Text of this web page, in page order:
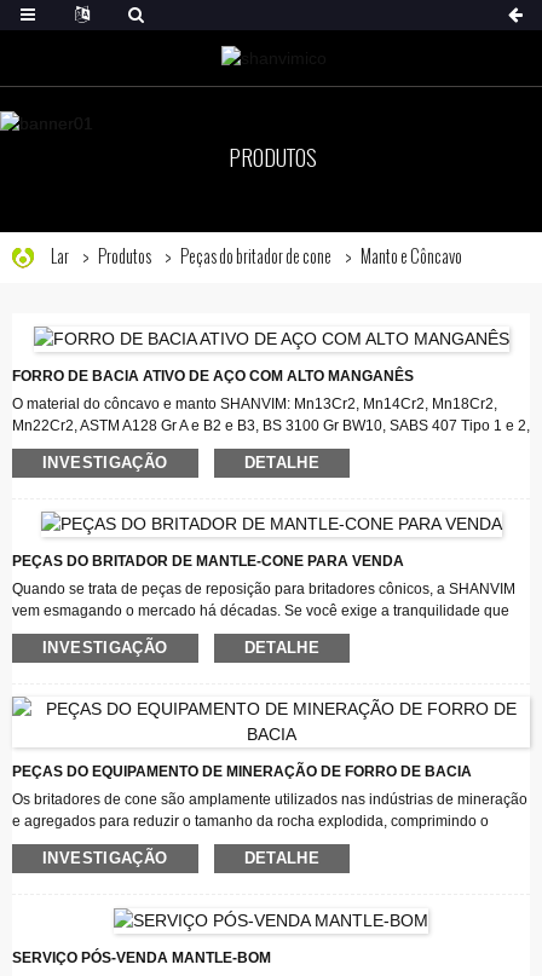
PRODUTOS
Lar Produtos Peças do britador de cone Manto e Côncavo
FORRO DE BACIA ATIVO DE AÇO COM ALTO MANGANÊS
O material do côncavo e manto SHANVIM: Mn13Cr2, Mn14Cr2, Mn18Cr2,
Mn22Cr2, ASTM A128 Gr A e B2 e B3, BS 3100 Gr BW10, SABS 407 Tipo 1 e 2,
SABS 407 Tipo 6, GX 130 MnCr 20.3, ASTM A128 Gr D, SABS 407 Tipo 4,
ASTM A128 Gr E, SABS 407 Tipo 5
química especial, o manto do cone SHANVIM e o revestimento da tigela têm
uma vida útil 30% maior do que os do aço tradicional com alto teor de
manganês!
INVESTIGAÇÃO DETALHE
PEÇAS DO BRITADOR DE MANTLE-CONE PARA VENDA
Quando se trata de peças de reposição para britadores cônicos, a SHANVIM
vem esmagando o mercado há décadas. Se você exige a tranquilidade que
vem com peças de reposição com certificação ISO 9001, totalmente garantidas
e garantidas para seu britador de cone, sua busca termina com SHANVIM
SHANVIM fabrica componentes de reposição para britadores de muitas
marcas em todo o mundo.
INVESTIGAÇÃO DETALHE
PEÇAS DO EQUIPAMENTO DE MINERAÇÃO DE FORRO DE BACIA
Os britadores de cone são amplamente utilizados nas indústrias de mineração
e agregados para reduzir o tamanho da rocha explodida, comprimindo o
material entre o manto do britador de cone e o revestimento do recipiente.
O manto cobre a cabeça do cone para protegê-la do desgaste; podemos vê-lo
E o revestimento da tigela, também conhecido como côncavo do britador de
cone, é o revestimento de desgaste sacrificial que é colocado dentro da
estrutura superior para proteger os acessórios superiores do britador de cone.
INVESTIGAÇÃO DETALHE
SERVIÇO PÓS-VENDA MANTLE-BOM